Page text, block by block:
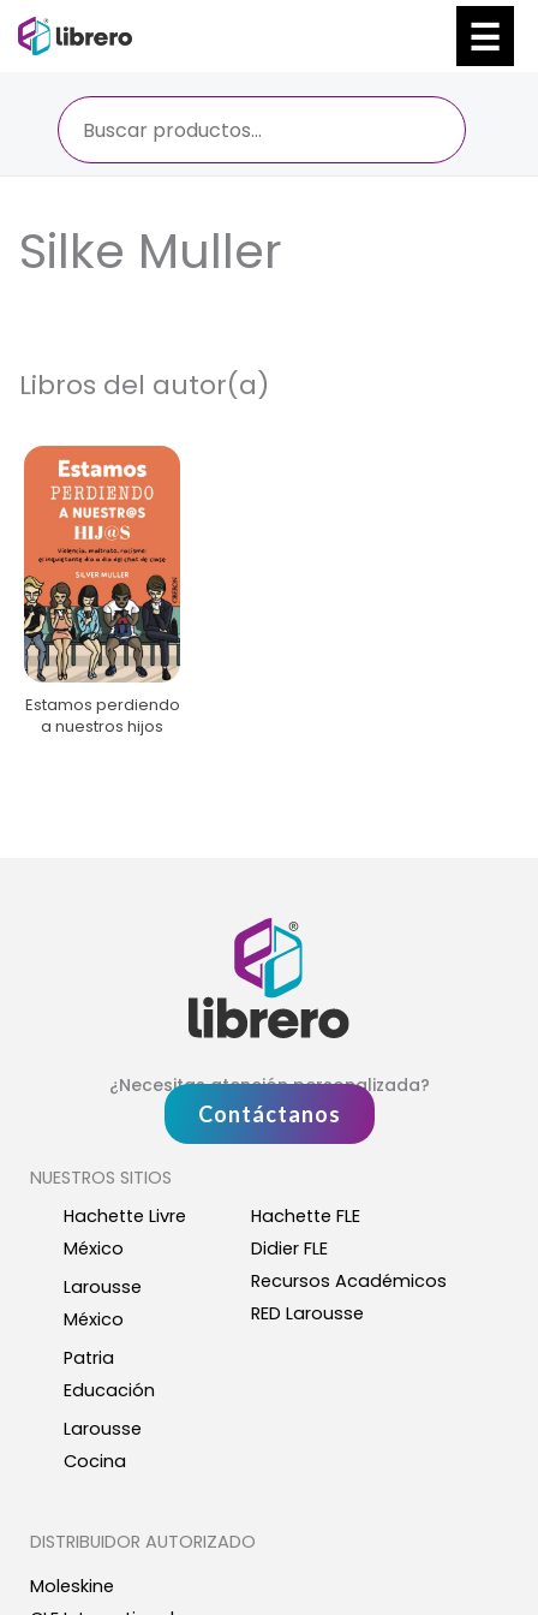
Silke Muller
Libros del autor(a)
Estamos perdiendo
a nuestros hijos
¿Necesitas atención personalizada?
Contáctanos
NUESTROS SITIOS
Hachette Livre
México
Larousse
México
Patria
Educación
Larousse
Cocina
Hachette FLE
Didier FLE
Recursos Académicos
RED Larousse
DISTRIBUIDOR AUTORIZADO
Moleskine